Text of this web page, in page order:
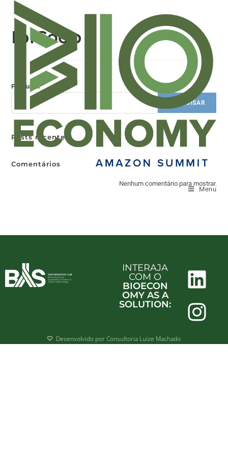
Menu
IpiCoop
Pesquisar
PESQUISAR
Posts recentes
Comentários
Nenhum comentário para mostrar.
INTERAJA
COM O
BIOECON
OMY AS A
SOLUTION:
Desenvolvido por Consultoria Luize Machado